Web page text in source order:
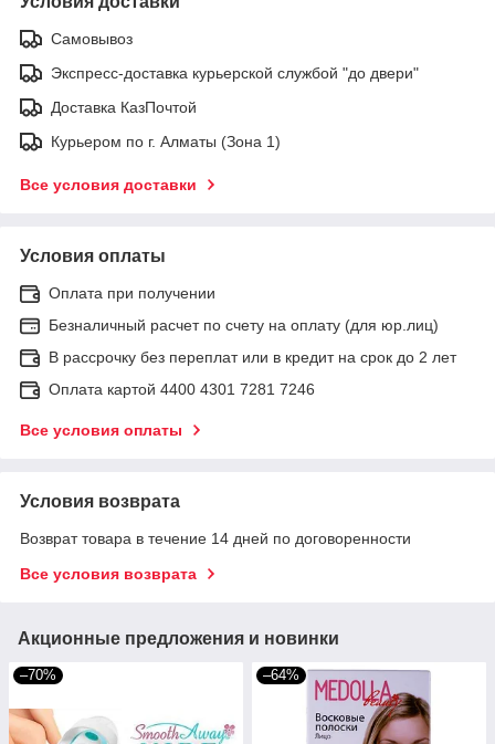
Самовывоз
Экспресс-доставка курьерской службой "до двери"
Доставка КазПочтой
Курьером по г. Алматы (Зона 1)
Все условия доставки
Условия оплаты
Оплата при получении
Безналичный расчет по счету на оплату (для юр.лиц)
В рассрочку без переплат или в кредит на срок до 2 лет
Оплата картой 4400 4301 7281 7246
Все условия оплаты
Условия возврата
Возврат товара в течение 14 дней по договоренности
Все условия возврата
Акционные предложения и новинки
–70% –64%